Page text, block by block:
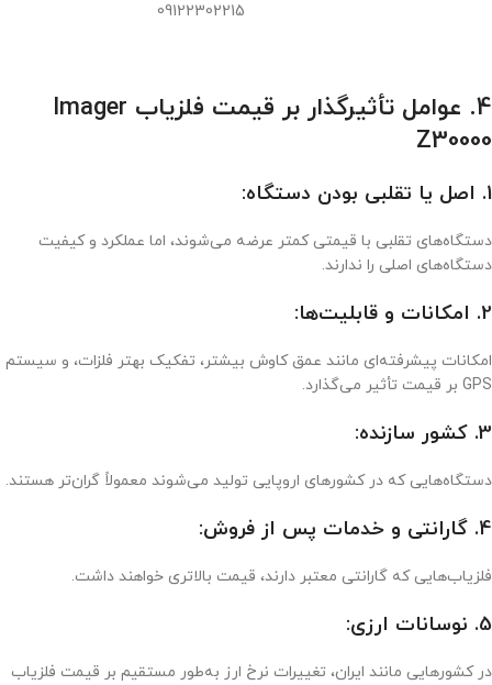
09122302215
4. عوامل تأثیرگذار بر قیمت فلزیاب Imager
Z30000
1. اصل یا تقلبی بودن دستگاه:
دستگاه‌های تقلبی با قیمتی کمتر عرضه می‌شوند، اما عملکرد و کیفیت
دستگاه‌های اصلی را ندارند.
2. امکانات و قابلیت‌ها:
امکانات پیشرفته‌ای مانند عمق کاوش بیشتر، تفکیک بهتر فلزات، و سیستم
GPS بر قیمت تأثیر می‌گذارد.
3. کشور سازنده:
دستگاه‌هایی که در کشورهای اروپایی تولید می‌شوند معمولاً گران‌تر هستند.
4. گارانتی و خدمات پس از فروش:
فلزیاب‌هایی که گارانتی معتبر دارند، قیمت بالاتری خواهند داشت.
5. نوسانات ارزی:
در کشورهایی مانند ایران، تغییرات نرخ ارز به‌طور مستقیم بر قیمت فلزیاب